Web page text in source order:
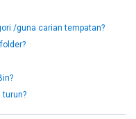
/guna carian tempatan?